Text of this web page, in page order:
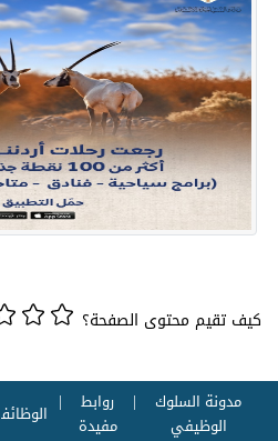
كيف تقيم محتوى الصفحة؟
مدونة السلوك
الوظيفي
روابط
مفيدة
الوظائف